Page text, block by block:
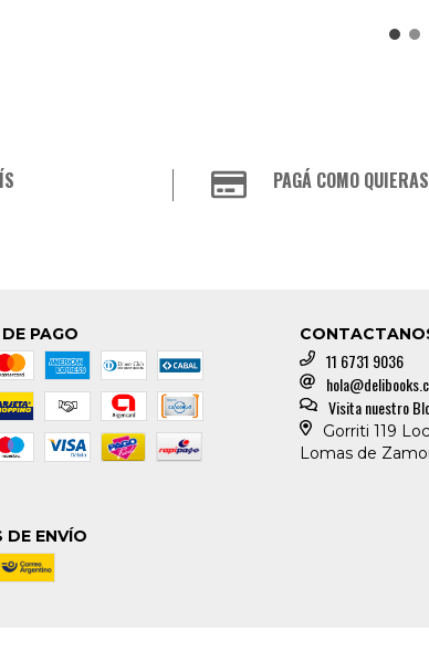
PAGÁ COMO QUIERAS
PAGO
DE ENVÍO
11 6731 9036
Visita nuestro
Gorriti 119
Lomas de